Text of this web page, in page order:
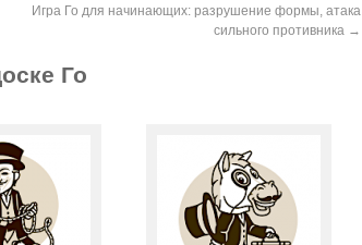
Игра Го для начинающих: разрушение формы, атака
сильного противника →
Го